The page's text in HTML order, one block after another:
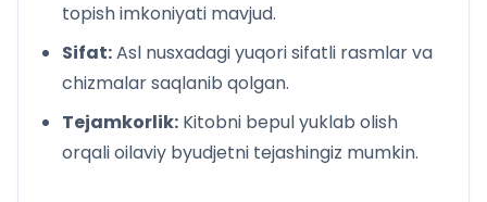
topish imkoniyati mavjud.
Sifat:Asl nusxadagi yuqori sifatli rasmlar va
chizmalar saqlanib qolgan.
Tejamkorlik: Kitobni bepul yuklab olish
orqali oilaviy byudjetni tejashingiz mumkin.